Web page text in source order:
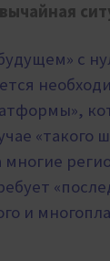
с
«такого
многие
и